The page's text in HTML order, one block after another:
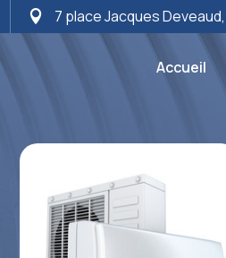
 7 place Jacques Deveaud,
Accueil